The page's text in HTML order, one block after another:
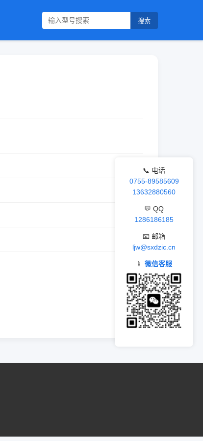
搜索
📞 电话
0755-89585609
13632880560
💬 QQ
1286186185
📧 邮箱
ljw@sxdzic.cn
📱 微信客服